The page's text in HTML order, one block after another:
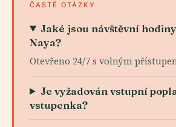
ČASTÉ OTÁZKY
Jaké jsou návštěvní
Naya?
Otevřeno 24/7 s volným
Je vyžadován vstupní
vstupenka?